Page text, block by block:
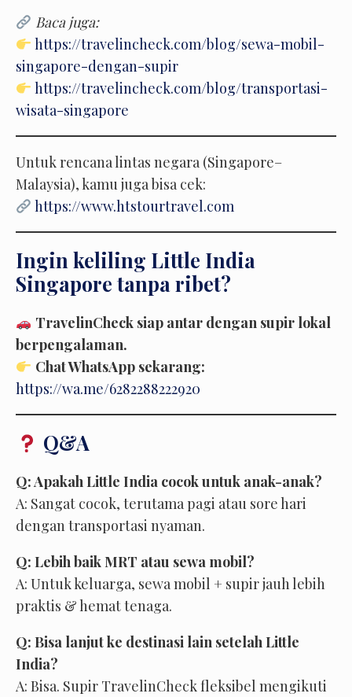
Baca juga:
https://travelincheck.com/blog/sewa-mobil-
singapore-dengan-supir
https://travelincheck.com/blog/transportasi-
wisata-singapore
Untuk rencana lintas negara (Singapore–
Malaysia), kamu juga bisa cek:
https://www.htstourtravel.com
Ingin keliling Little India
Singapore tanpa ribet?
TravelinCheck siap antar dengan supir lokal
berpengalaman.
Chat WhatsApp sekarang:
https://wa.me/6282288222920
Q&A
Q: Apakah Little India cocok untuk anak-anak?
A: Sangat cocok, terutama pagi atau sore hari
dengan transportasi nyaman.
Q: Lebih baik MRT atau sewa mobil?
A: Untuk keluarga, sewa mobil + supir jauh lebih
praktis & hemat tenaga.
Q: Bisa lanjut ke destinasi lain setelah Little
India?
A: Bisa. Supir TravelinCheck fleksibel mengikuti